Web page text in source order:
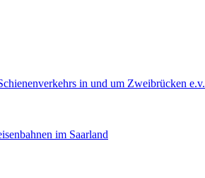
in und um Zweibrücken e.v.
im Saarland